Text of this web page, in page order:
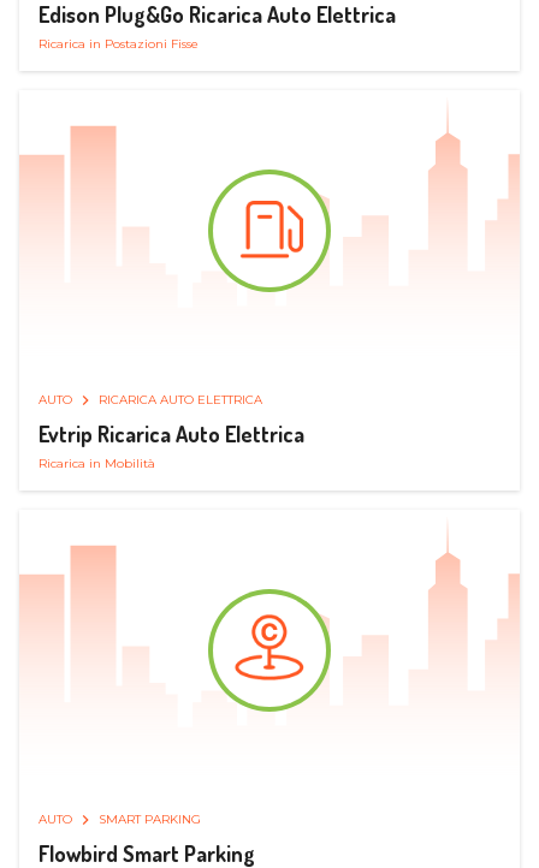
Edison Plug&Go Ricarica Auto Elettrica
Ricarica in Postazioni Fisse
AUTO RICARICA AUTO ELETTRICA
Evtrip Ricarica Auto Elettrica
Ricarica in Mobilità
AUTO SMART PARKING
Flowbird Smart Parking